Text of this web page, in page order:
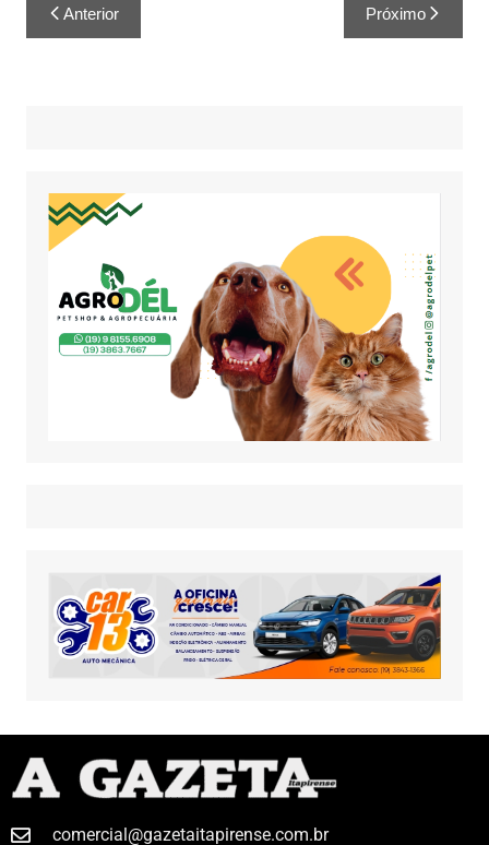
Anterior Próximo
comercial@gazetaitapirense.com.br